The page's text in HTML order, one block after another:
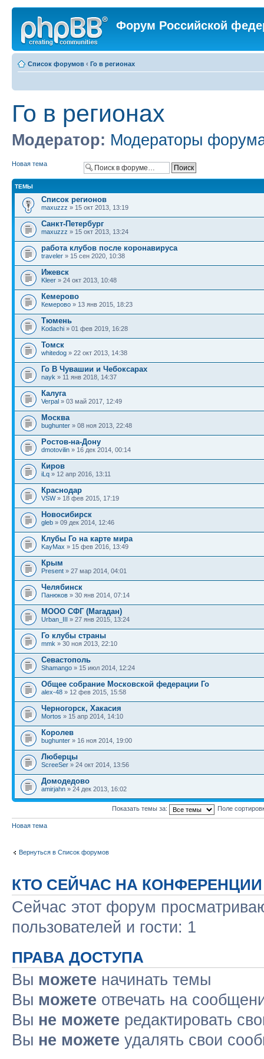
Форум Российской
Список форумов ‹ Го в регионах
Го в регионах
Модератор: Модераторы
Новая тема
ТЕМЫ
Список регионов
maxuzzz » 15 окт 2013, 13:19
Санкт-Петербург
maxuzzz » 15 окт 2013, 13:24
работа клубов после коронавируса
traveler » 15 сен 2020, 10:38
Ижевск
Kleer » 24 окт 2013, 10:48
Кемерово
Кемерово » 13 янв 2015, 18:23
Тюмень
Kodachi » 01 фев 2019, 16:28
Томск
whitedog » 22 окт 2013, 14:38
Го В Чувашии и Чебоксарах
nayk » 11 янв 2018, 14:37
Калуга
Verpal » 03 май 2017, 12:49
Москва
bughunter » 08 ноя 2013, 22:48
Ростов-на-Дону
dmotovilin » 16 дек 2014, 00:14
Киров
iLq » 12 апр 2016, 13:11
Краснодар
VSW» 18 фев 2015, 17:19
Новосибирск
gleb » 09 дек 2014, 12:46
Клубы Го на карте мира
KayMax » 15 фев 2016, 13:49
Крым
Present » 27 мар 2014, 04:01
Челябинск
Панюков » 30 янв 2014, 07:14
МООО СФГ (Магадан)
Urban_III » 27 янв 2015, 13:24
Го клубы страны
mmk » 30 ноя 2013, 22:10
Севастополь
Shamango » 15 июл 2014, 12:24
Общее собрание Московской федерации Го
alex-48 » 12 фев 2015, 15:58
Черногорск, Хакасия
Mortos » 15 апр 2014, 14:10
Королев
bughunter » 16 ноя 2014, 19:00
Люберцы
ScreeSer » 24 окт 2014, 13:56
Домодедово
amirjahn » 24 дек 2013, 16:02
Показать темы за: Поле
Новая тема
Вернуться в Список форумов
КТО СЕЙЧАС НА КОНФЕРЕНЦИИ
Сейчас этот форум
пользователей и гости: 1
ПРАВА ДОСТУПА
Вы можете начинать темы
Вы можете отвечать на
Вы не можете редактировать
Вы не можете удалять свои